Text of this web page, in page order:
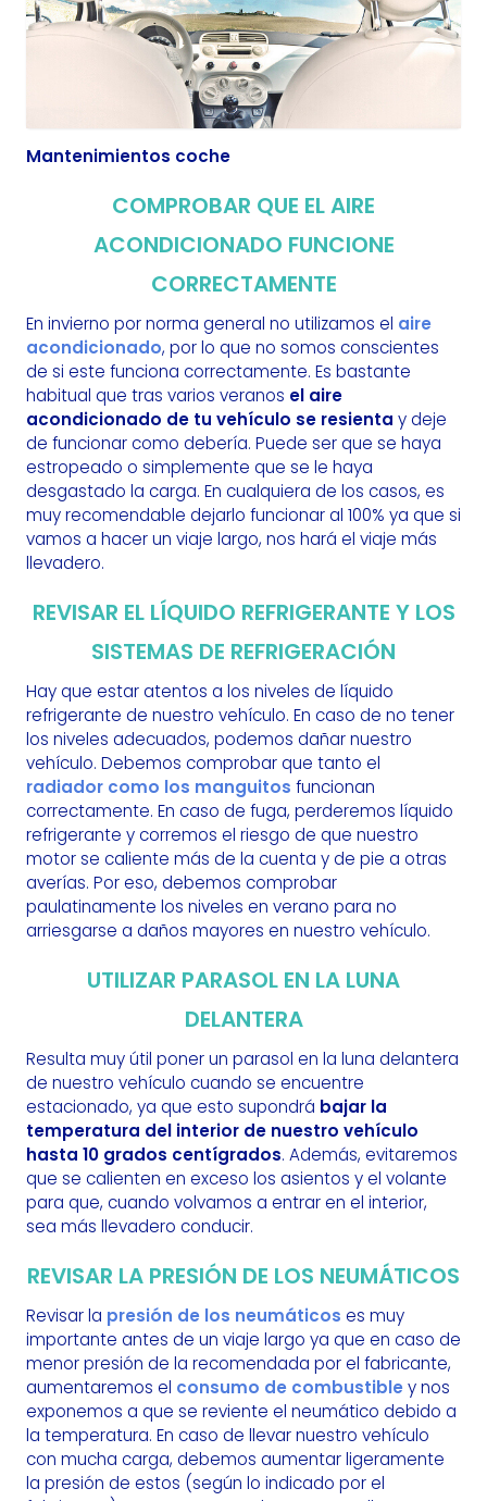
Mantenimientos coche
COMPROBAR QUE EL AIRE
ACONDICIONADO FUNCIONE
CORRECTAMENTE
En invierno por norma general no utilizamos el aire
acondicionado, por lo que no somos conscientes
de si este funciona correctamente. Es bastante
habitual que tras varios veranos el aire
acondicionado de tu vehículo se resienta y deje
de funcionar como debería. Puede ser que se haya
estropeado o simplemente que se le haya
desgastado la carga. En cualquiera de los casos, es
muy recomendable dejarlo funcionar al 100% ya que si
vamos a hacer un viaje largo, nos hará el viaje más
llevadero.
REVISAR EL LÍQUIDO REFRIGERANTE Y LOS
SISTEMAS DE REFRIGERACIÓN
Hay que estar atentos a los niveles de líquido
refrigerante de nuestro vehículo. En caso de no tener
los niveles adecuados, podemos dañar nuestro
vehículo. Debemos comprobar que tanto el
radiador como los manguitos funcionan
correctamente. En caso de fuga, perderemos líquido
refrigerante y corremos el riesgo de que nuestro
motor se caliente más de la cuenta y de pie a otras
averías. Por eso, debemos comprobar
paulatinamente los niveles en verano para no
arriesgarse a daños mayores en nuestro vehículo.
UTILIZAR PARASOL EN LA LUNA
DELANTERA
Resulta muy útil poner un parasol en la luna delantera
de nuestro vehículo cuando se encuentre
estacionado, ya que esto supondrá bajar la
temperatura del interior de nuestro vehículo
hasta 10 grados centígrados. Además, evitaremos
que se calienten en exceso los asientos y el volante
para que, cuando volvamos a entrar en el interior,
sea más llevadero conducir.
REVISAR LA PRESIÓN DE LOS NEUMÁTICOS
Revisar la presión de los neumáticos es muy
importante antes de un viaje largo ya que en caso de
menor presión de la recomendada por el fabricante,
aumentaremos el consumo de combustibley nos
exponemos a que se reviente el neumático debido a
la temperatura. En caso de llevar nuestro vehículo
con mucha carga, debemos aumentar ligeramente
la presión de estos (según lo indicado por el